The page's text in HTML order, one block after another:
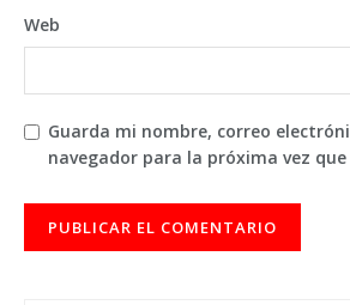
Web
Guarda mi nombre, correo
navegador para la próxima vez